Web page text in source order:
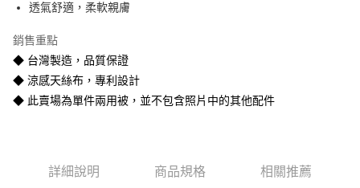
全盈+PAY
AFTEE先享後付
相關說明
１．簡單：不需註冊會員、不需綁卡、不需儲值。
２．便利：只要手機號碼，簡訊認證，即可結帳。
運送方式
透氣舒適，柔軟親膚
銷售重點
◆ 台灣製造，品質保證
◆ 涼感天絲布，專利設計
◆ 此賣場為單件兩用被，並不包含照片中的其他配件
詳細說明 商品規格 相關推薦